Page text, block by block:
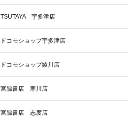
TSUTAYA 宇多津店
ドコモショップ宇多津店
ドコモショップ綾川店
宮脇書店 寒川店
宮脇書店 志度店